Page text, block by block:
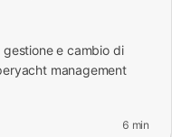
e cambio di
management
6 min